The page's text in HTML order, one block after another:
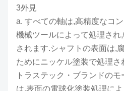
3外見
a. すべての軸は,高精度なコ
機械ツールによって処理され
されます.シャフトの表面は,
ためにニッケル塗装で処理さ
トラステック・ブランドの
は,表面の電球化塗装処理に